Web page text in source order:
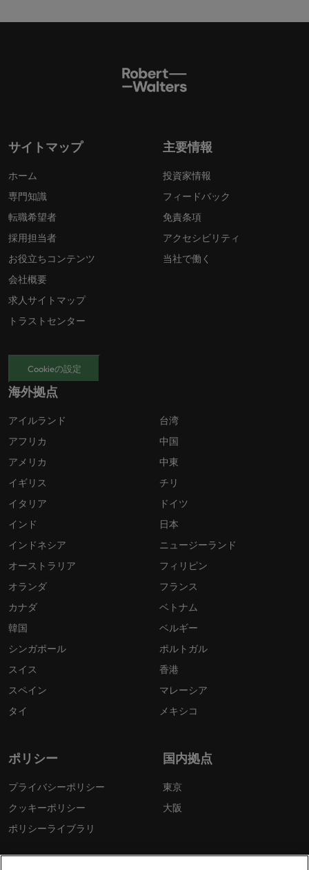
サイトマップ
ホーム
専門知識
転職希望者
採用担当者
お役立ちコンテンツ
会社概要
求人サイトマップ
トラストセンター
主要情報
投資家情報
フィードバック
免責条項
アクセシビリティ
当社で働く
Cookieの設定
海外拠点
アイルランド
アフリカ
アメリカ
イギリス
イタリア
インド
インドネシア
オーストラリア
オランダ
カナダ
韓国
シンガポール
スイス
スペイン
タイ
台湾
中国
中東
チリ
ドイツ
日本
ニュージーランド
フィリピン
フランス
ベトナム
ベルギー
ポルトガル
香港
マレーシア
メキシコ
ポリシー
プライバシーポリシー
クッキーポリシー
ポリシーライブラリ
国内拠点
東京
大阪